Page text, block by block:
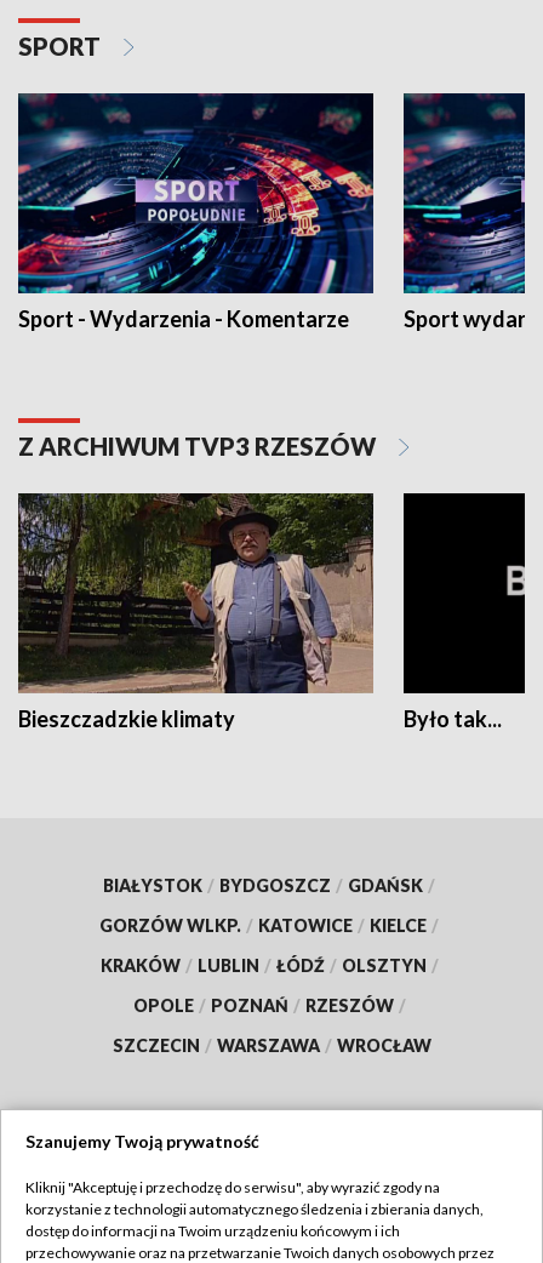
SPORT
Sport - Wydarzenia - Komentarze Sport
Z ARCHIWUM TVP3 RZESZÓW
Bieszczadzkie klimaty Było tak...
BIAŁYSTOK / BYDGOSZCZ / GDAŃSK /
GORZÓW WLKP. / KATOWICE / KIELCE /
KRAKÓW / LUBLIN / ŁÓDŹ / OLSZTYN /
OPOLE / POZNAŃ / RZESZÓW /
SZCZECIN / WARSZAWA / WROCŁAW
TVP
Abonament TVP
Szanujemy Twoją prywatność
Kliknij "Akceptuję i przechodzę do serwisu", aby wyrazić zgody na
korzystanie z technologii automatycznego śledzenia i zbierania danych,
dostęp do informacji na Twoim urządzeniu końcowym i ich
przechowywanie oraz na przetwarzanie Twoich danych osobowych przez